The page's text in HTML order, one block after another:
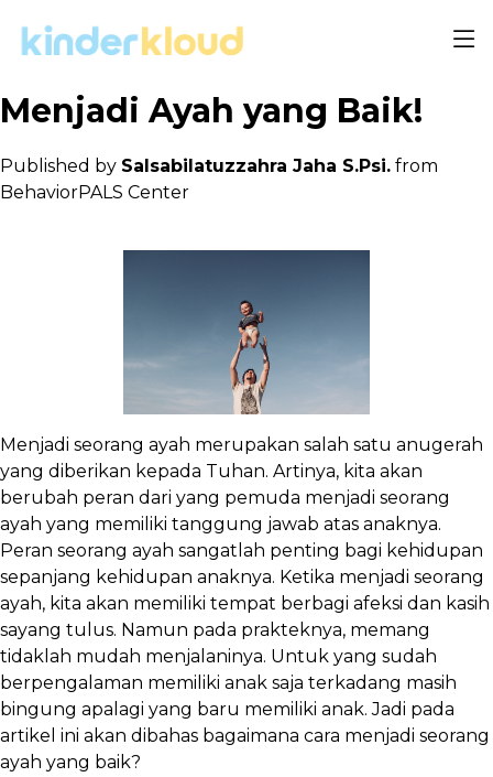
Menjadi Ayah yang Baik!
Published by Salsabilatuzzahra Jaha S.Psi. from
BehaviorPALS Center
Menjadi seorang ayah merupakan salah satu anugerah
yang diberikan kepada Tuhan. Artinya, kita akan
berubah peran dari yang pemuda menjadi seorang
ayah yang memiliki tanggung jawab atas anaknya.
Peran seorang ayah sangatlah penting bagi kehidupan
sepanjang kehidupan anaknya. Ketika menjadi seorang
ayah, kita akan memiliki tempat berbagi afeksi dan kasih
sayang tulus. Namun pada prakteknya, memang
tidaklah mudah menjalaninya. Untuk yang sudah
berpengalaman memiliki anak saja terkadang masih
bingung apalagi yang baru memiliki anak. Jadi pada
artikel ini akan dibahas bagaimana cara menjadi seorang
ayah yang baik?